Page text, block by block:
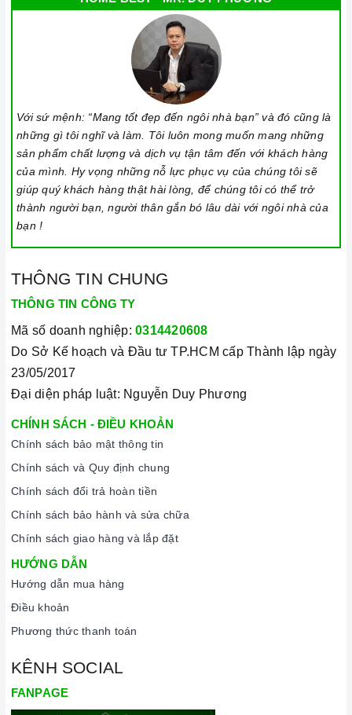
lau thật nhẹ để tránh làm trầy xước mặt bếp.
Đối với các vết bẩn cứng đầu, có thể dùng giấy ướt
hoặc chất tẩy rửa chuyên dụng để lau mặt bếp.
Lưu ý chỉ nên thực hiện việc này khi bếp đã nguội và
cách xa thời gian nấu nướng để đảm bảo an toàn.
Khi không sử dụng, nên cất giữ cẩn thận và bảo quản
mặt bếp để tránh làm trầy xước, ảnh hưởng đến cảm
ứng bếp..
Thường xuyên lau chùi bếp và giữ vệ sinh sạch sẽ để
đảm bảo tuổi thọ của bếp.
3. Tại sao nên chọn mua sản phẩm tại Home Best?
Cam kết hàng chính hãng:
Chế độ hỗ trợ bảo hành linh hoạt:
dụng, lắp đặt, chế độ bảo hành chính hãng, hậu mãi
chuyên nghiệp, đảm bảo rằng quý khách sẽ có trải
nghiệm tuyệt vời và không gặp bất kỳ khó khăn nào
trong quá trình sử dụng sản phẩm.
Vận chuyển lắp đặt nhanh chóng:
viên, nhân viên và kỹ thuật viên chuyên nghiệp, tận tâm
sẽ đồng hành cùng quý khách trong quá trình mua sắm
và sử dụng sản phẩm.
Đến với Home Best, chúng tôi tự hào cung cấp đến
khách hàng đa dạng các dòng
ngoạiKAFFnổi tiếng, cam kết về chất lượng và nguồn
Với sứ mệnh: “Mang tốt đẹp đến ngôi nhà bạn” và đó cũng là
những gì tôi nghĩ và làm. Tôi luôn mong muốn mang những
sản phẩm chất lượng và dịch vụ tận tâm đến với khách hàng
của mình. Hy vọng những nỗ lực phục vụ của chúng tôi sẽ
giúp quý khách hàng thật hài lòng, để chúng tôi có thể trở
thành người bạn, người thân gắn bó lâu dài với ngôi nhà của
bạn !
THÔNG TIN CHUNG
THÔNG TIN CÔNG TY
Mã số doanh nghiệp: 0314420608
Do Sở Kế hoạch và Đầu tư TP.HCM cấp Thành lập ngày
23/05/2017
Đại diện pháp luật: Nguyễn Duy Phương
CHÍNH SÁCH - ĐIỀU KHOẢN
Chính sách bảo mật thông tin
Chính sách và Quy định chung
Chính sách đổi trả hoàn tiền
Chính sách bảo hành và sửa chữa
Chính sách giao hàng và lắp đặt
HƯỚNG DẪN
Hướng dẫn mua hàng
Điều khoản
Phương thức thanh toán
KÊNH SOCIAL
FANPAGE